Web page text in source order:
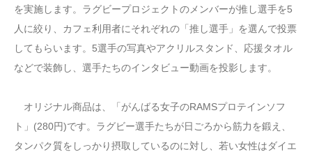
を実施します。ラグビープロジェクトのメンバーが推し選手を5
人に絞り、カフェ利用者にそれぞれの「推し選手」を選んで投票
してもらいます。5選手の写真やアクリルスタンド、応援タオル
などで装飾し、選手たちのインタビュー動画を投影します。
オリジナル商品は、「がんばる女子のRAMSプロテインソフ
ト」(280円)です。ラグビー選手たちが日ごろから筋力を鍛え、
タンパク質をしっかり摂取しているのに対し、若い女性はダイエ